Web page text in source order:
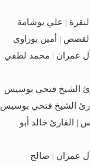
| علي بوشامة
| أمين بوراوي
عمران | محمد لطفي
الشيخ فتحي بوسيس
الشيخ فتحي بوسيس
القارئ خالد أبو
عمران | صالح